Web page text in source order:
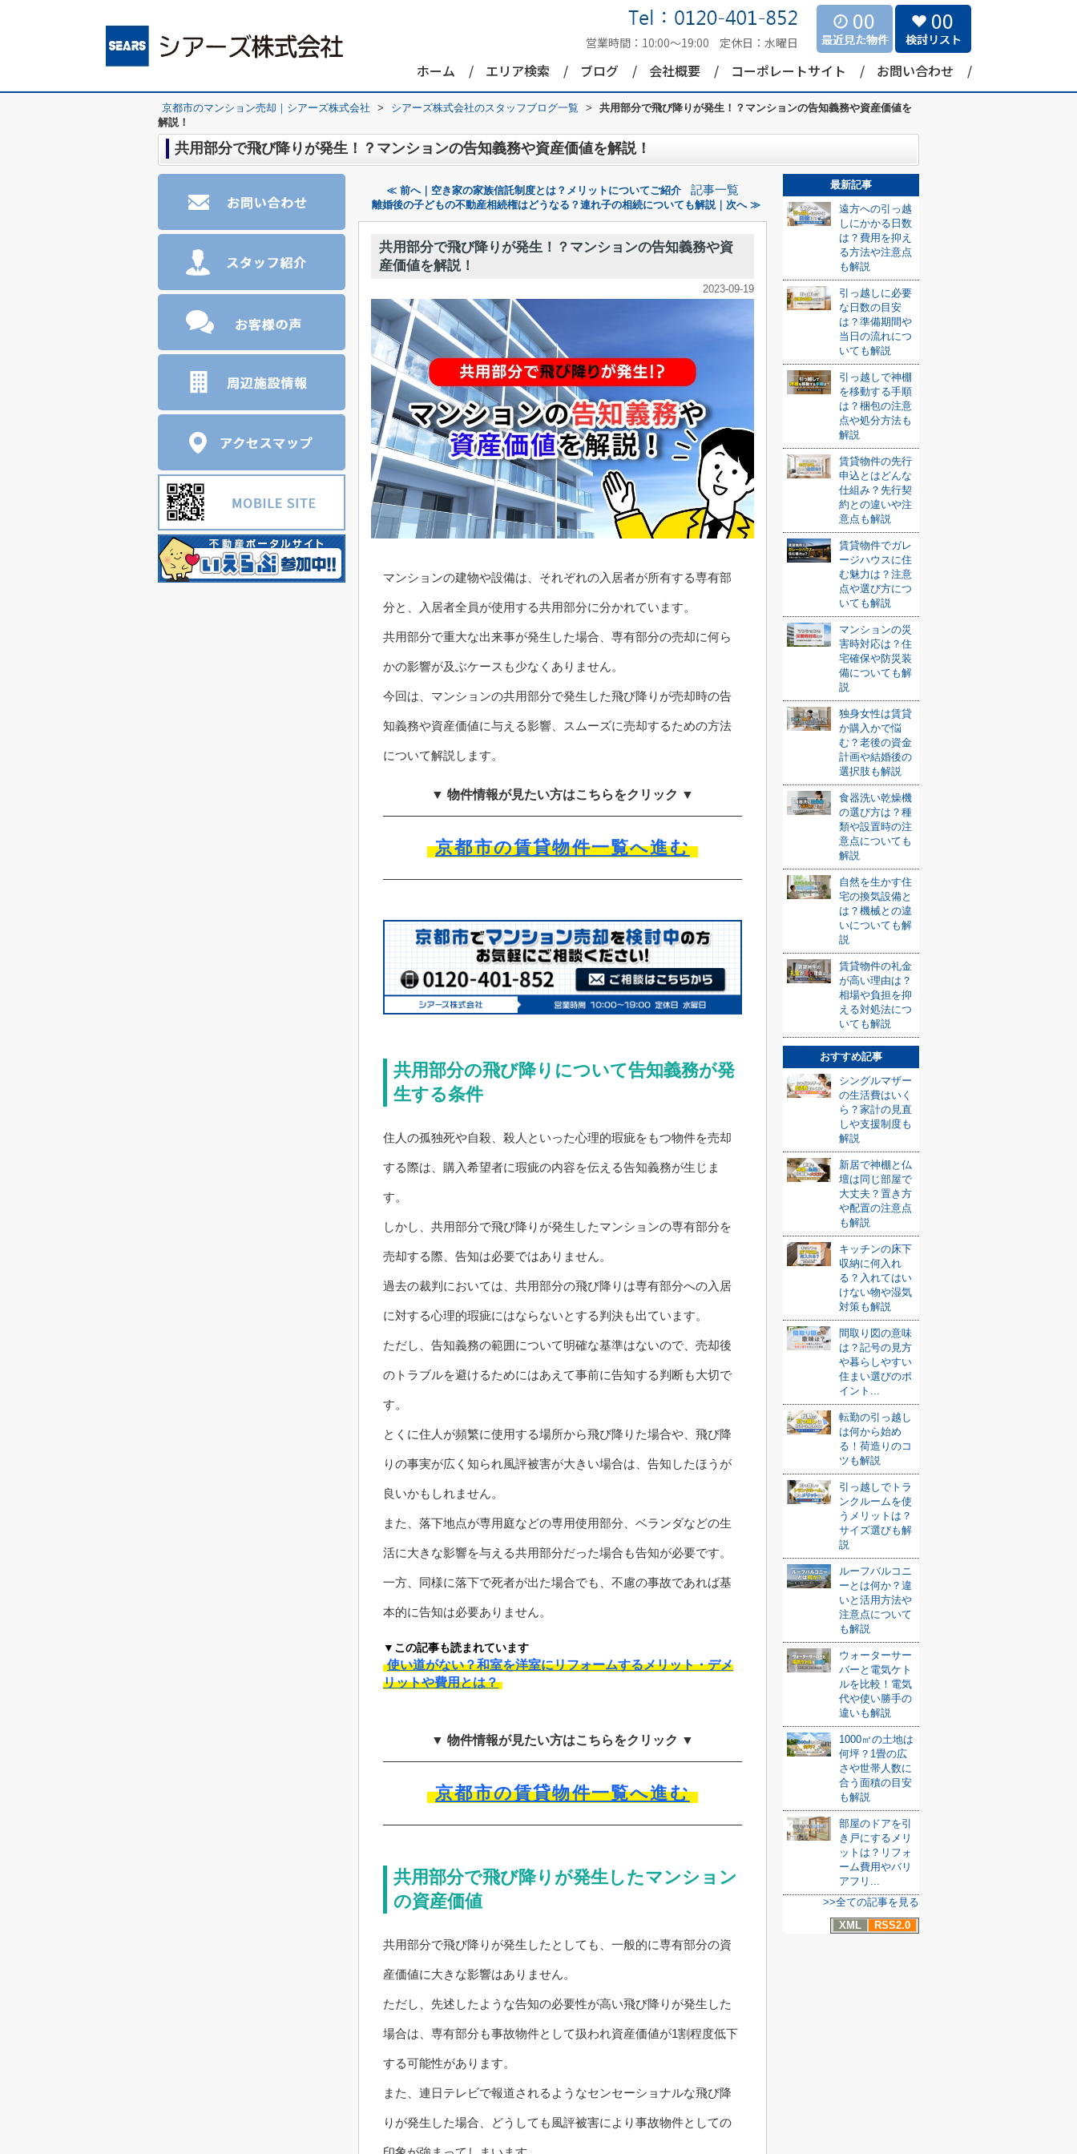
営業時間： 10:00～19:00 定休日： 水曜日
00 00
ホーム エリア検索 ブログ 会社概要 コーポレートサイト お問い合わせ
京都市のマンション売却｜シアーズ株式会社 > シアーズ株式会社のスタッフブログ一覧 >
共用部分で飛び降りが発生！？マンションの告知義務や資産価値を
解説！
共用部分で飛び降りが発生！？マンションの告知義務や資産価値を解説！
≪ 前へ｜空き家の家族信託制度とは？メリットについてご紹介 記事一覧
離婚後の子どもの不動産相続権はどうなる？連れ子の相続についても解説｜次へ ≫
共用部分で飛び降りが発生！？マンションの告知義務や資
産価値を解説！
2023-09-19
マンションの建物や設備は、それぞれの入居者が所有する専有部
分と、入居者全員が使用する共用部分に分かれています。
共用部分で重大な出来事が発生した場合、専有部分の売却に何ら
かの影響が及ぶケースも少なくありません。
今回は、マンションの共用部分で発生した飛び降りが売却時の告
知義務や資産価値に与える影響、スムーズに売却するための方法
について解説します。
▼ 物件情報が見たい方はこちらをクリック ▼
京都市の賃貸物件一覧へ進む
共用部分の飛び降りについて告知義務が発
生する条件
住人の孤独死や自殺、殺人といった心理的瑕疵をもつ物件を売却
する際は、購入希望者に瑕疵の内容を伝える告知義務が生じま
す。
しかし、共用部分で飛び降りが発生したマンションの専有部分を
売却する際、告知は必要ではありません。
過去の裁判においては、共用部分の飛び降りは専有部分への入居
に対する心理的瑕疵にはならないとする判決も出ています。
ただし、告知義務の範囲について明確な基準はないので、売却後
のトラブルを避けるためにはあえて事前に告知する判断も大切で
す。
とくに住人が頻繁に使用する場所から飛び降りた場合や、飛び降
りの事実が広く知られ風評被害が大きい場合は、告知したほうが
良いかもしれません。
また、落下地点が専用庭などの専用使用部分、ベランダなどの生
活に大きな影響を与える共用部分だった場合も告知が必要です。
一方、同様に落下で死者が出た場合でも、不慮の事故であれば基
本的に告知は必要ありません。
▼この記事も読まれています
使い道がない？和室を洋室にリフォームするメリット・デメ
リットや費用とは？
▼ 物件情報が見たい方はこちらをクリック ▼
京都市の賃貸物件一覧へ進む
共用部分で飛び降りが発生したマンション
の資産価値
共用部分で飛び降りが発生したとしても、一般的に専有部分の資
産価値に大きな影響はありません。
ただし、先述したような告知の必要性が高い飛び降りが発生した
場合は、専有部分も事故物件として扱われ資産価値が1割程度低下
する可能性があります。
また、連日テレビで報道されるようなセンセーショナルな飛び降
りが発生した場合、どうしても風評被害により事故物件としての
最新記事
遠方への引っ越
しにかかる日数
は？費用を抑え
る方法や注意点
も解説
引っ越しに必要
な日数の目安
は？準備期間や
当日の流れにつ
いても解説
引っ越しで神棚
を移動する手順
は？梱包の注意
点や処分方法も
解説
賃貸物件の先行
申込とはどんな
仕組み？先行契
約との違いや注
意点も解説
賃貸物件でガレ
ージハウスに住
む魅力は？注意
点や選び方につ
いても解説
マンションの災
害時対応は？住
宅確保や防災装
備についても解
説
独身女性は賃貸
か購入かで悩
む？老後の資金
計画や結婚後の
選択肢も解説
食器洗い乾燥機
の選び方は？種
類や設置時の注
意点についても
解説
自然を生かす住
宅の換気設備と
は？機械との違
いについても解
説
賃貸物件の礼金
が高い理由は？
相場や負担を抑
える対処法につ
いても解説
おすすめ記事
シングルマザー
の生活費はいく
ら？家計の見直
しや支援制度も
解説
新居で神棚と仏
壇は同じ部屋で
大丈夫？置き方
や配置の注意点
も解説
キッチンの床下
収納に何入れ
る？入れてはい
けない物や湿気
対策も解説
間取り図の意味
は？記号の見方
や暮らしやすい
住まい選びのポ
イント...
転勤の引っ越し
は何から始め
る！荷造りのコ
ツも解説
引っ越しでトラ
ンクルームを使
うメリットは？
サイズ選びも解
説
ルーフバルコニ
ーとは何か？違
いと活用方法や
注意点について
も解説
ウォーターサー
バーと電気ケト
ルを比較！電気
代や使い勝手の
違いも解説
1000㎡の土地は
何坪？1畳の広
さや世帯人数に
合う面積の目安
も解説
部屋のドアを引
き戸にするメリ
ットは？リフォ
ーム費用やバリ
アフリ...
>>全ての記事を見る
XML
RSS2.0